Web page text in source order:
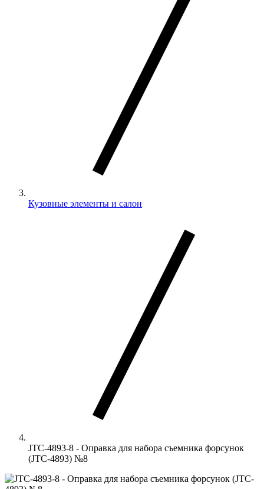
Кузовные элементы и салон
JTC-4893-8 - Оправка для набора съемника форсунок
(JTC-4893) №8